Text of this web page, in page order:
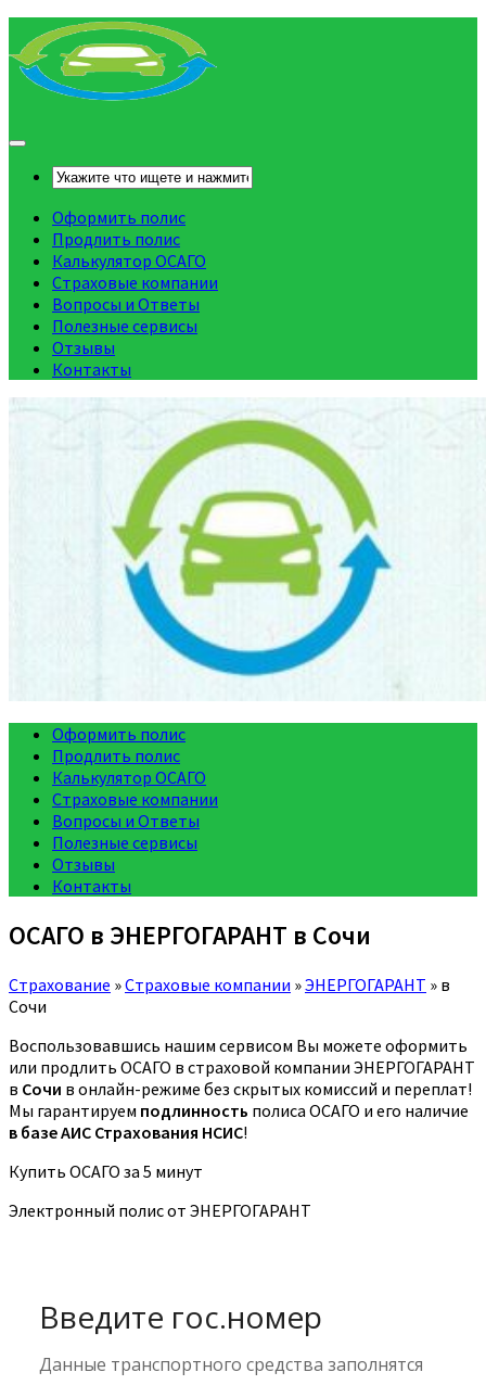
Оформить полис
Продлить полис
Калькулятор ОСАГО
Страховые компании
Вопросы и Ответы
Полезные сервисы
Отзывы
Контакты
Оформить полис
Продлить полис
Калькулятор ОСАГО
Страховые компании
Вопросы и Ответы
Полезные сервисы
Отзывы
Контакты
ОСАГО в ЭНЕРГОГАРАНТ в Сочи
Страхование »Страховые компании »ЭНЕРГОГАРАНТ » в
Сочи
Воспользовавшись нашим сервисом Вы можете оформить
или продлить ОСАГО в страховой компании ЭНЕРГОГАРАНТ
в Сочи в онлайн-режиме без скрытых комиссий и переплат!
Мы гарантируем подлинность полиса ОСАГО и его наличие
в базе АИС Страхования НСИС!
Купить ОСАГО за 5 минут
Электронный полис от ЭНЕРГОГАРАНТ